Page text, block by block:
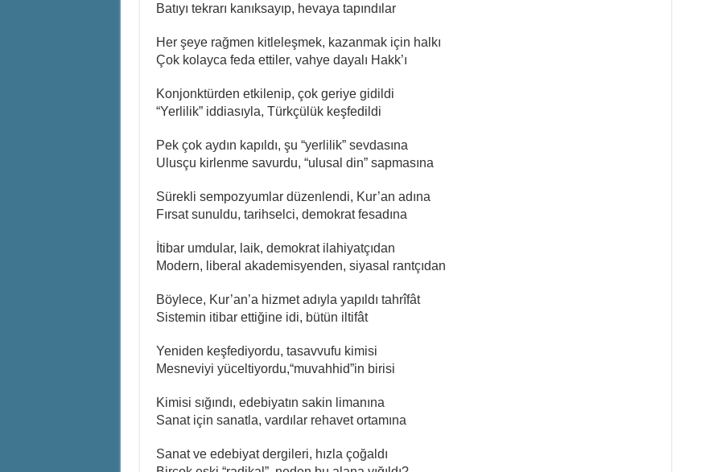
Batıyı tekrarı kanıksayıp, hevaya tapındılar
Her şeye rağmen kitleleşmek, kazanmak için halkı
Çok kolayca feda ettiler, vahye dayalı Hakk’ı
Konjonktürden etkilenip, çok geriye gidildi
“Yerlilik” iddiasıyla, Türkçülük keşfedildi
Pek çok aydın kapıldı, şu “yerlilik” sevdasına
Ulusçu kirlenme savurdu, “ulusal din” sapmasına
Sürekli sempozyumlar düzenlendi, Kur’an adına
Fırsat sunuldu, tarihselci, demokrat fesadına
İtibar umdular, laik, demokrat ilahiyatçıdan
Modern, liberal akademisyenden, siyasal rantçıdan
Böylece, Kur’an’a hizmet adıyla yapıldı tahrîfât
Sistemin itibar ettiğine idi, bütün iltifât
Yeniden keşfediyordu, tasavvufu kimisi
Mesneviyi yüceltiyordu,“muvahhid”in birisi
Kimisi sığındı, edebiyatın sakin limanına
Sanat için sanatla, vardılar rehavet ortamına
Sanat ve edebiyat dergileri, hızla çoğaldı